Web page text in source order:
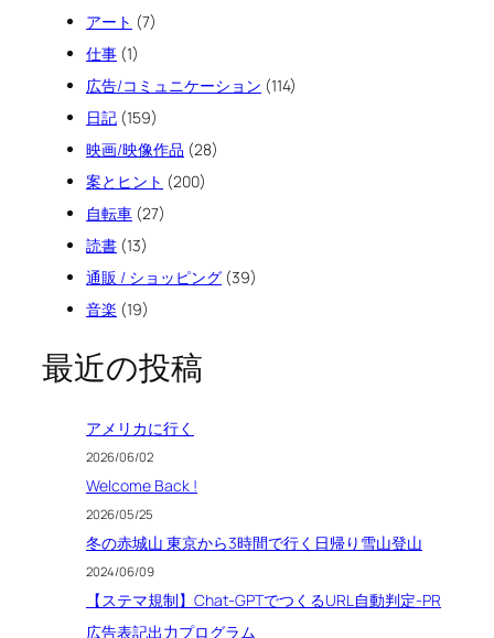
アート (7)
仕事 (1)
広告/コミュニケーション (114)
日記 (159)
映画/映像作品 (28)
案とヒント (200)
自転車 (27)
読書 (13)
通販 / ショッピング (39)
音楽 (19)
最近の投稿
アメリカに行く
2026/06/02
Welcome Back !
2026/05/25
冬の赤城山 東京から3時間で行く日帰り雪山登山
2024/06/09
【ステマ規制】Chat-GPTでつくるURL自動判定-PR
広告表記出力プログラム